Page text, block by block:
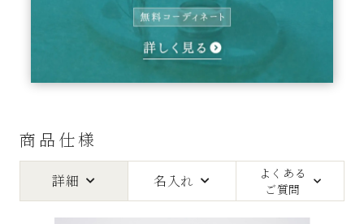
商品仕様
詳細 名入れ
よくある
ご質問